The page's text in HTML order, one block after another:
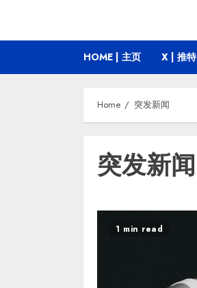
HOME | 主页 X | 推特
Home 突发新闻
突发新闻
1 min read